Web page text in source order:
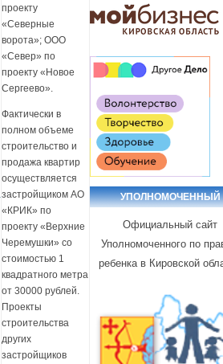
проекту
«Северные
ворота»; ООО
«Север» по
проекту «Новое
Сергеево».
Фактически в
полном объеме
строительство и
продажа квартир
осуществляется
застройщиком АО
«КРИК» по
проекту «Верхние
Черемушки» со
стоимостью 1
квадратного метра
от 30000 рублей.
Проекты
строительства
других
застройщиков
УПОЛНОМОЧЕННЫЙ
Официальный сайт
Уполномоченного по
ребенка в Кировской